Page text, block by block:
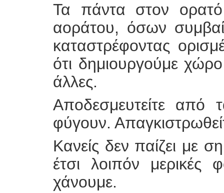
Τα πάντα στον
αοράτου, όσων
καταστρέφοντας
ότι δημιουργούμε
άλλες.
Αποδεσμευτείτε
φύγουν.
Κανείς δεν παίζει με
έτσι λοιπόν μερικές
χάνουμε.